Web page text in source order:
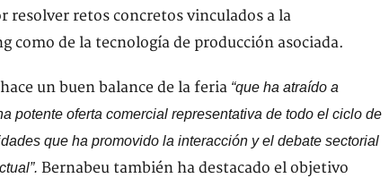
resolver retos concretos vinculados a la
como de la tecnología de producción asociada.
un buen balance de la feria “que ha atraído a
potente oferta comercial representativa de todo el ciclo de
que ha promovido la interacción y el debate sectorial
Bernabeu también ha destacado el objetivo